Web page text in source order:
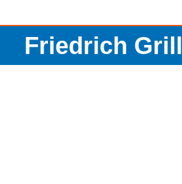
Friedrich